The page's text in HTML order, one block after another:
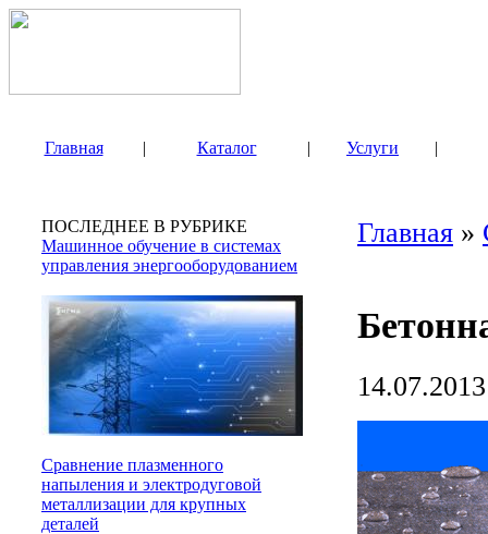
Главная | Каталог | Услуги |
ПОСЛЕДНЕЕ В РУБРИКЕ
Машинное обучение в системах
управления энергооборудованием
Сравнение плазменного
напыления и электродуговой
металлизации для крупных
деталей
Главная »
14.07.2013